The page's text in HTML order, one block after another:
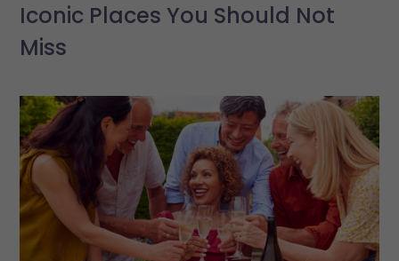
Iconic Places You Should Not
Miss